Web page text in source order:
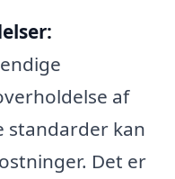
af
standarder kan
Det er